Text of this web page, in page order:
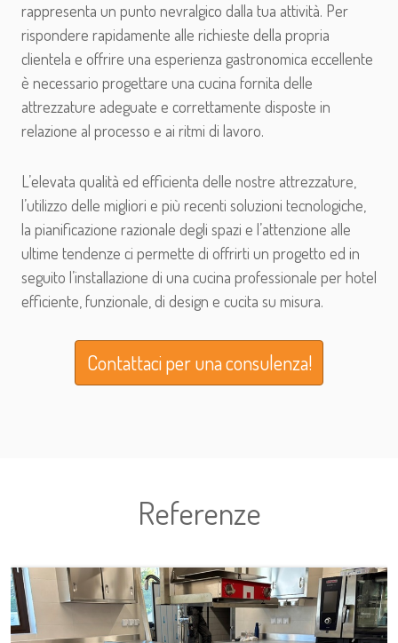
rappresenta un punto nevralgico dalla tua attività. Per
rispondere rapidamente alle richieste della propria
clientela e offrire una esperienza gastronomica eccellente
è necessario progettare una cucina fornita delle
attrezzature adeguate e correttamente disposte in
relazione al processo e ai ritmi di lavoro.
L’elevata qualità ed efficienta delle nostre attrezzature,
l’utilizzo delle migliori e più recenti soluzioni tecnologiche,
la pianificazione razionale degli spazi e l’attenzione alle
ultime tendenze ci permette di offrirti un progetto ed in
seguito l’installazione di una cucina professionale per hotel
efficiente, funzionale, di design e cucita su misura.
Contattaci per una consulenza!
Referenze